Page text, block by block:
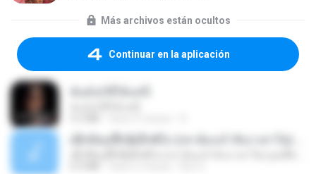
Más archivos están ocultos
Continuar en la aplicación